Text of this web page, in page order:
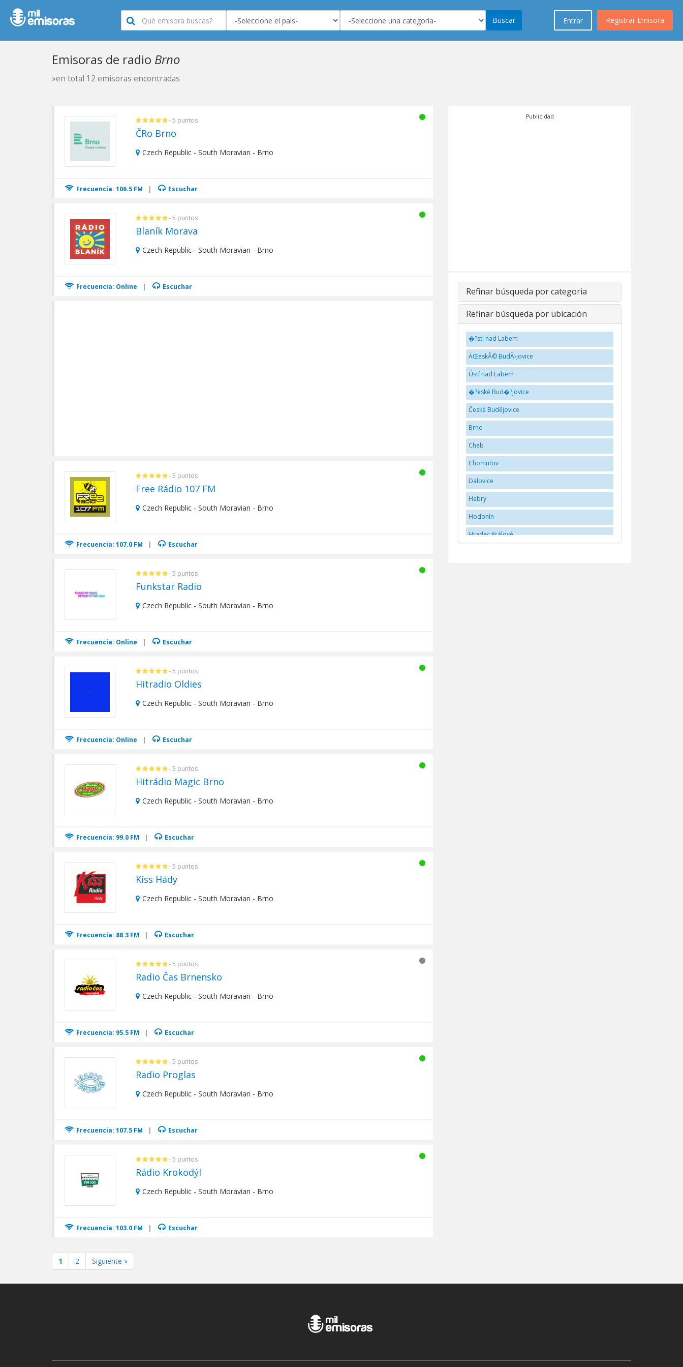
Registrar Emisora
Entrar
Buscar
Emisoras de radio Brno
»en total 12 emisoras encontradas
- 5 puntos
ČRo Brno
Czech Republic - South Moravian - Brno
Frecuencia: 106.5 FM | Escuchar
- 5 puntos
Blaník Morava
Czech Republic - South Moravian - Brno
Frecuencia: Online | Escuchar
- 5 puntos
Free Rádio 107 FM
Czech Republic - South Moravian - Brno
Frecuencia: 107.0 FM | Escuchar
- 5 puntos
Funkstar Radio
Czech Republic - South Moravian - Brno
Frecuencia: Online | Escuchar
- 5 puntos
Hitradio Oldies
Czech Republic - South Moravian - Brno
Frecuencia: Online | Escuchar
- 5 puntos
Hitrádio Magic Brno
Czech Republic - South Moravian - Brno
Frecuencia: 99.0 FM | Escuchar
- 5 puntos
Kiss Hády
Czech Republic - South Moravian - Brno
Frecuencia: 88.3 FM | Escuchar
- 5 puntos
Radio Čas Brnensko
Czech Republic - South Moravian - Brno
Frecuencia: 95.5 FM | Escuchar
- 5 puntos
Radio Proglas
Czech Republic - South Moravian - Brno
Frecuencia: 107.5 FM | Escuchar
- 5 puntos
Rádio Krokodýl
Czech Republic - South Moravian - Brno
Frecuencia: 103.0 FM | Escuchar
1 2 Siguiente »
Publicidad
Refinar búsqueda por categoria
Refinar búsqueda por ubicación
�?stí nad Labem
ÄŒeskÃ© BudÄ›jovice
Ústí nad Labem
�?eské Bud�?jovice
České Budějovice
Brno
Cheb
Chomutov
Dalovice
Habry
Hodonín
Hradec Králové